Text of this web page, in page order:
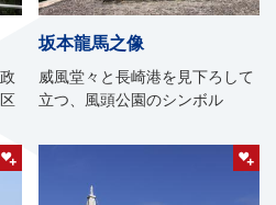
坂本龍馬之像
威風堂々と長崎港を見下ろして
立つ、風頭公園のシンボル